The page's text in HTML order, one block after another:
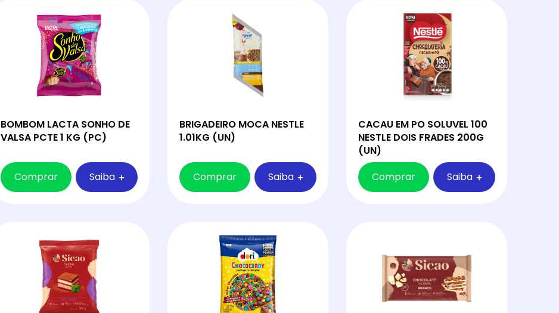
BOMBOM LACTA SONHO DE
VALSA PCTE 1 KG (PC)
Comprar Saiba
BRIGADEIRO MOCA NESTLE
1.01KG (UN)
Comprar Saiba
CACAU EM PO SOLUVEL 100
NESTLE DOIS FRADES 200G
(UN)
Comprar
Saiba